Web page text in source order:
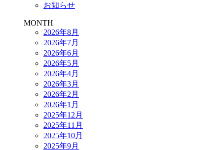
お知らせ
MONTH
2026年8月
2026年7月
2026年6月
2026年5月
2026年4月
2026年3月
2026年2月
2026年1月
2025年12月
2025年11月
2025年10月
2025年9月